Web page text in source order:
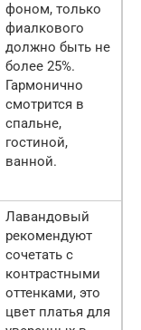
фоном, только
фиалкового
должно быть не
более 25%.
Гармонично
смотрится в
спальне,
гостиной,
ванной.
Лавандовый
рекомендуют
сочетать с
контрастными
оттенками, это
цвет платья для